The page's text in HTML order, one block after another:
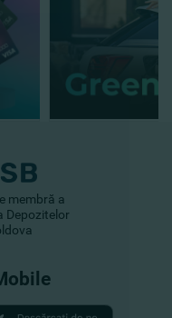
membră a
Depozitelor